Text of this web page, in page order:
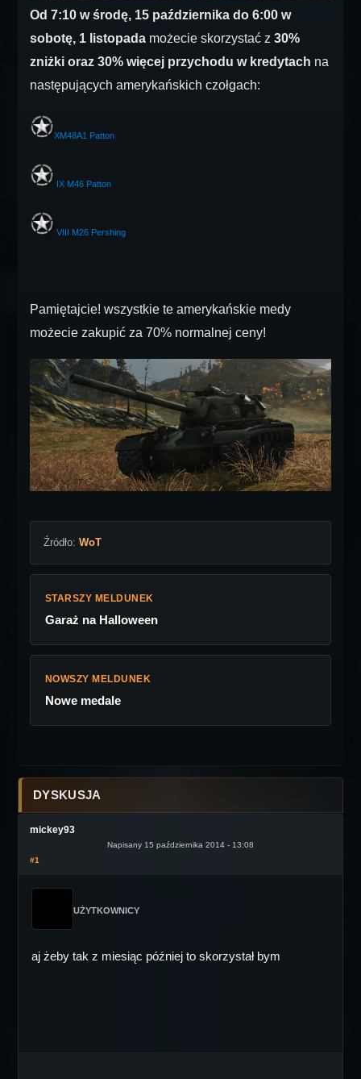
Od 7:10 w środę, 15 października do 6:00 w
sobotę, 1 listopada możecie skorzystać z 30%
zniżki oraz 30% więcej przychodu w kredytach na
następujących amerykańskich czołgach:
XM48A1 Patton
IX M46 Patton
VIII M26 Pershing
Pamiętajcie! wszystkie te amerykańskie medy
możecie zakupić za 70% normalnej ceny!
Źródło: WoT
STARSZY MELDUNEK
Garaż na Halloween
NOWSZY MELDUNEK
Nowe medale
DYSKUSJA
mickey93
Napisany 15 października 2014 - 13:08
#1
UŻYTKOWNICY
aj żeby tak z miesiąc później to skorzystał bym